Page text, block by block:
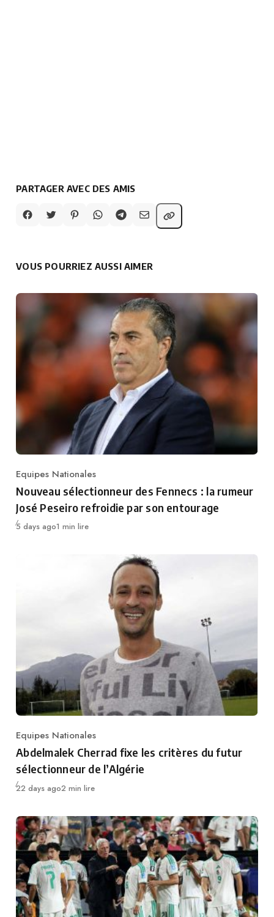
PARTAGER AVEC DES AMIS
VOUS POURRIEZ AUSSI AIMER
Category
Equipes Nationales
Nouveau sélectionneur des Fennecs : la rumeur
José Peseiro refroidie par son entourage
Publié
5 days ago1 min lire
Category
Equipes Nationales
Abdelmalek Cherrad fixe les critères du futur
sélectionneur de l’Algérie
Publié
22 days ago2 min lire